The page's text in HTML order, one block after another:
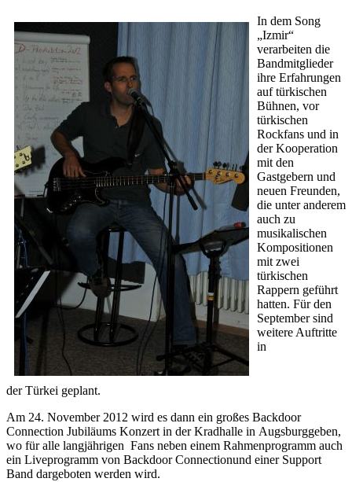
In dem Song
„Izmir“
verarbeiten die
Bandmitglieder
ihre Erfahrungen
auf türkischen
Bühnen, vor
türkischen
Rockfans und in
der Kooperation
mit den
Gastgebern und
neuen Freunden,
die unter anderem
auch zu
musikalischen
Kompositionen
mit zwei
türkischen
Rappern geführt
hatten. Für den
September sind
weitere Auftritte
in
der Türkei geplant.
Am 24. November 2012 wird es dann ein großes Backdoor
Connection Jubiläums Konzert in der Kradhalle in Augsburggeben,
wo für alle langjährigen Fans neben einem Rahmenprogramm auch
ein Liveprogramm von Backdoor Connectionund einer Support
Band dargeboten werden wird.